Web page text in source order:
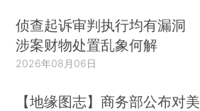
侦查起诉审判执行均有漏洞
涉案财物处置乱象何解
2026年08月06日
【地缘图志】商务部公布对美